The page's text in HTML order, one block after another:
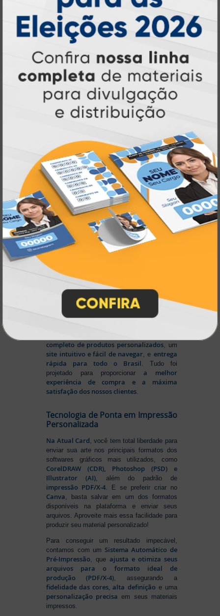
Atual Card é referência em impressão
gráfica online no Brasil
ampla variedade de produtos e soluções para
atender profissionais autônomos, empresas e
revendedores gráficos . Com quase três
décadas de experiência
, somos pioneiros no
segmento de
impressão sob demanda,
investindo continuamente em
tecnologia,
inovação e personalizaçãopara entregar
qualidade, agilidade e a melhor
experiência
aos nossos clientes.
Pioneirismo e Inovação em
Muito antes de termos comográfica online,
impressão sob demanda e web to printse
popularizarem, aAtual Card já estava
transformando o mercado gráfico.
Nascemos digitais e seguimosinovando
continuamente, investindo em
tecnologia
de ponta
para garantir a melhor experiência
em
produtos personalizados e impressão
online
. Tudo isso para oferecer
agilidade,
qualidade e soluções inteligentes
que
atendem às suas necessidades.
Liderança e Qualidade em
Impressão
Prestes a completar três décadas de
inovação e serviços,a Atual Card segue
como referência no mercado gráfico e de
personalização online, oferecendo
completo de produtos personalizados , um
site intuitivo e fácil de navegar , e entrega
rápida para todo o Brasil . Tudo foi
projetado para proporcionara melhor
experiência de compra e a máxima
satisfação dos nossos clientes
Tecnologia de Ponta em Impressão
Personalizada
Na Atual Card, você tem total liberdade para
enviar sua arte nos principais formatos dos
softwares gráficos mais utilizados, como
CorelDRAW (CDR), Photoshop (PSD) e
Illustrator (AI), além do padrão de
impressão PDF/X-4. E se preferir criar no
Canva, basta salvar em um dos formatos
disponíveis na plataforma e enviar seus
arquivos. Aproveite mais essa facilidade para
produzir seu material personalizado!
Para conseguir um resultado impecável,
contamos com um Sistema Automático de
Pré-Impressão, queajusta e otimiza seus
arquivos para o formato ideal de
produção (PDF/X-4), assegurando a
fidelidade das cores, alta definição e uma
personalização precisa em seus materiais
impressos.